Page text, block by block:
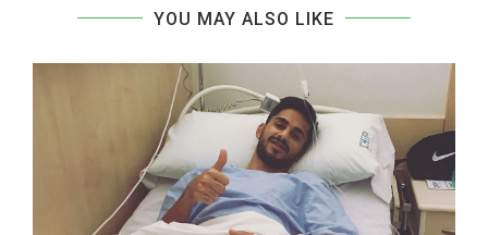
YOU MAY ALSO LIKE